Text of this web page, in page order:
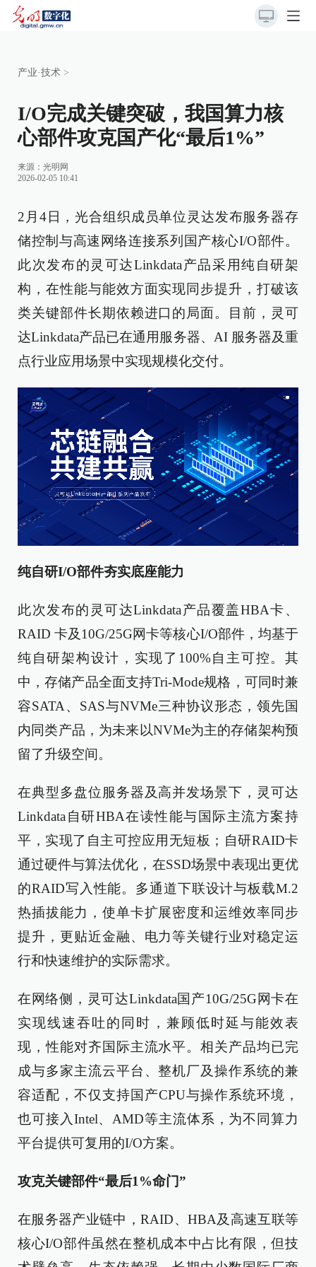
产业·技术 >
I/O完成关键突破，我国算力核
心部件攻克国产化“最后1%”
来源：光明网
2026-02-05 10:41
2月4日，光合组织成员单位灵达发布服务器存
储控制与高速网络连接系列国产核心I/O部件。
此次发布的灵可达Linkdata产品采用纯自研架
构，在性能与能效方面实现同步提升，打破该
类关键部件长期依赖进口的局面。目前，灵可
达Linkdata产品已在通用服务器、AI 服务器及重
点行业应用场景中实现规模化交付。
纯自研I/O部件夯实底座能力
此次发布的灵可达Linkdata产品覆盖HBA卡、
RAID 卡及10G/25G网卡等核心I/O部件，均基于
纯自研架构设计，实现了100%自主可控。其
中，存储产品全面支持Tri-Mode规格，可同时兼
容SATA、SAS与NVMe三种协议形态，领先国
内同类产品，为未来以NVMe为主的存储架构预
留了升级空间。
在典型多盘位服务器及高并发场景下，灵可达
Linkdata自研HBA在读性能与国际主流方案持
平，实现了自主可控应用无短板；自研RAID卡
通过硬件与算法优化，在SSD场景中表现出更优
的RAID写入性能。多通道下联设计与板载M.2
热插拔能力，使单卡扩展密度和运维效率同步
提升，更贴近金融、电力等关键行业对稳定运
行和快速维护的实际需求。
在网络侧，灵可达Linkdata国产10G/25G网卡在
实现线速吞吐的同时，兼顾低时延与能效表
现，性能对齐国际主流水平。相关产品均已完
成与多家主流云平台、整机厂及操作系统的兼
容适配，不仅支持国产CPU与操作系统环境，
也可接入Intel、AMD等主流体系，为不同算力
平台提供可复用的I/O方案。
攻克关键部件“最后1%命门”
在服务器产业链中，RAID、HBA及高速互联等
核心I/O部件虽然在整机成本中占比有限，但技